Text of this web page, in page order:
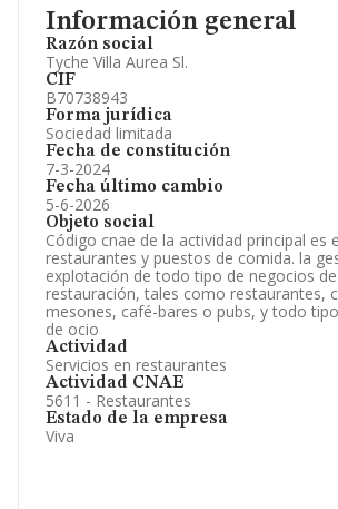
Información general
Razón social
Tyche Villa Aurea Sl.
CIF
B70738943
Forma jurídica
Sociedad limitada
Fecha de constitución
7-3-2024
Fecha último cambio
5-6-2026
Objeto social
Código cnae de la actividad principal es
restaurantes y puestos de comida. la
explotación de todo tipo de negocios
restauración, tales como restaurantes,
mesones, café-bares o pubs, y todo
de ocio
Actividad
Servicios en restaurantes
Actividad CNAE
5611 - Restaurantes
Estado de la empresa
Viva
Información oficial y registral